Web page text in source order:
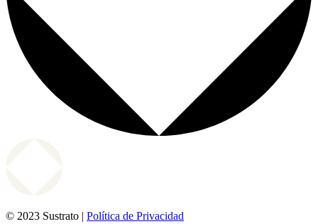
© 2023 Sustrato | Política de Privacidad